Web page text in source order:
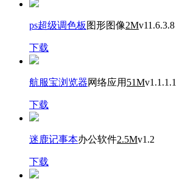
ps超级调色板 图形图像2Mv11.6.3.8
下载
航服宝浏览器网络应用 51Mv1.1.1.1
下载
迷鹿记事本办公软件2.5Mv1.2
下载